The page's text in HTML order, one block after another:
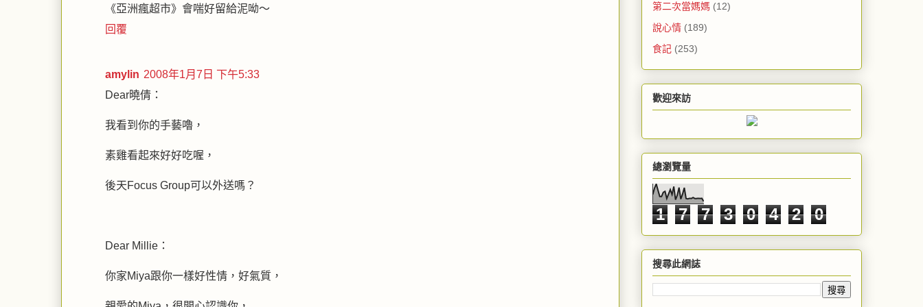
《亞洲瘋超市》會喘好留給泥呦～
回覆
amylin 2008年1月7日 下午5:33
Dear曉倩：
我看到你的手藝嚕，
素雞看起來好好吃喔，
後天Focus Group可以外送嗎？
Dear Millie：
你家Miya跟你一樣好性情，好氣質，
第二次當媽媽 (12)
說心情 (189)
食記 (253)
歡迎來訪
總瀏覽量
1 7 7 3 0 4 2 0
搜尋此網誌